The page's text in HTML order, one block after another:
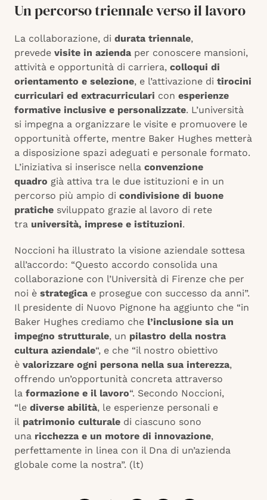
Un percorso triennale verso il lavoro
La collaborazione, di durata triennale,
prevede visite in azienda per conoscere mansioni,
attività e opportunità di carriera, colloqui di
orientamento e selezione, e l’attivazione di tirocini
curriculari ed extracurriculari con esperienze
formative inclusive e personalizzate. L’università
si impegna a organizzare le visite e promuovere le
opportunità offerte, mentre Baker Hughes metterà
a disposizione spazi adeguati e personale formato.
L’iniziativa si inserisce nella convenzione
quadro già attiva tra le due istituzioni e in un
percorso più ampio di condivisione di buone
pratiche sviluppato grazie al lavoro di rete
tra università, imprese e istituzioni.
Noccioni ha illustrato la visione aziendale sottesa
all’accordo: “Questo accordo consolida una
collaborazione con l’Università di Firenze che per
noi è strategica e prosegue con successo da anni”.
Il presidente di Nuovo Pignone ha aggiunto che “in
Baker Hughes crediamo che l’inclusione sia un
impegno strutturale, un pilastro della nostra
cultura aziendale“, e che “il nostro obiettivo
è valorizzare ogni persona nella sua interezza,
offrendo un’opportunità concreta attraverso
la formazione e il lavoro“. Secondo Noccioni,
“le diverse abilità, le esperienze personali e
il patrimonio culturale di ciascuno sono
una ricchezza e un motore di innovazione,
perfettamente in linea con il Dna di un’azienda
globale come la nostra”. (lt)